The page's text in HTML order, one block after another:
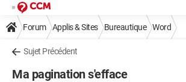
Forum Applis & Sites Bureautique Word
Sujet Précédent
Ma pagination s'efface